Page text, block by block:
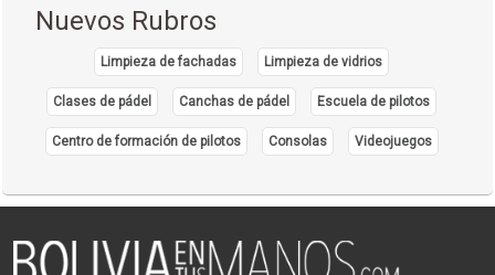
Nuevos Rubros
Limpieza de fachadas Limpieza de vidrios
Clases de pádel Canchas de pádel Escuela de pilotos
Centro de formación de pilotos Consolas Videojuegos